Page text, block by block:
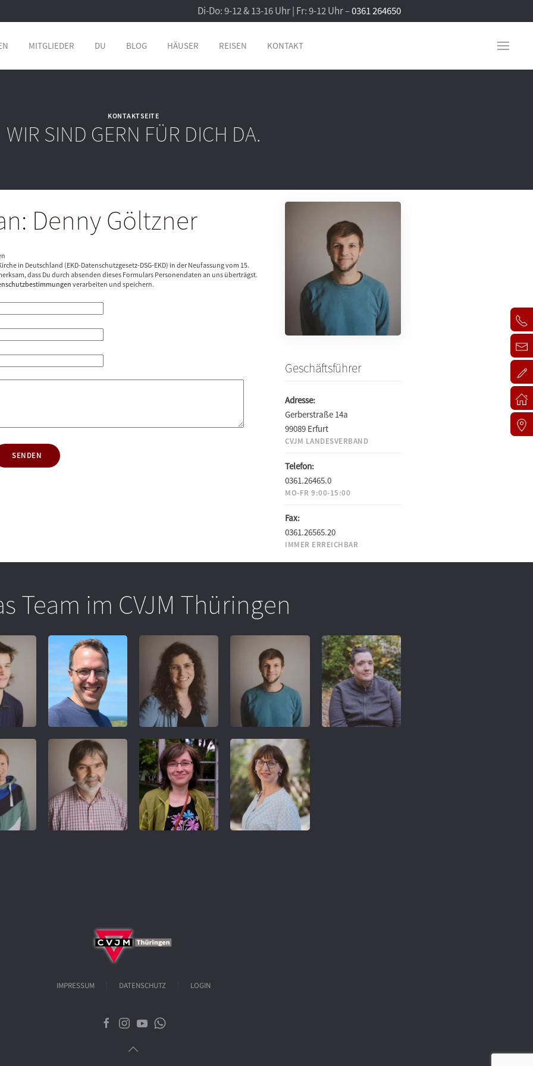
Di-Do: 9-12 & 13-16 Uhr | Fr: 9-12 Uhr –0361 264650
MITGLIEDER DU BLOG HÄUSER REISEN KONTAKT
KONTAKTSEITE
WIR SIND GERN FÜR DICH DA.
Denny Göltzner
in Deutschland (EKD-Datenschutzgesetz-DSG-EKD) in der Neufassung vom 15.
dass Du durch absenden dieses Formulars Personendaten an uns überträgst.
verarbeiten und speichern.
SENDEN
Geschäftsführer
Adresse:
Gerberstraße 14a
99089 Erfurt
CVJM LANDESVERBAND
Telefon:
0361.26465.0
MO-FR 9:00-15:00
Fax:
0361.26565.20
IMMER ERREICHBAR
Team im CVJM Thüringen
REFERENT
IMPRESSUM DATENSCHUTZ LOGIN